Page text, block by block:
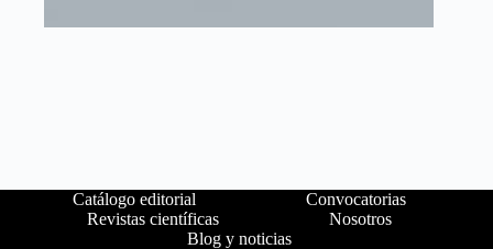
Catálogo editorial
Convocatorias
Revistas científicas
Nosotros
Blog y noticias